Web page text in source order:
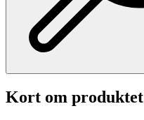
Kort om produktet